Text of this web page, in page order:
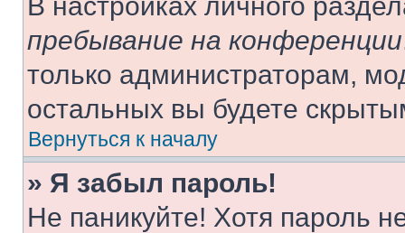
пребывание на конференции
только администраторам,
остальных вы будете
Вернуться к началу
» Я забыл пароль!
Не паникуйте! Хотя пароль